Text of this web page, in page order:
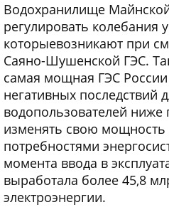
Водохранилище
регулировать колебания
которыевозникают при
Саяно-Шушенской ГЭС.
самая мощная ГЭС
негативных последствий
водопользователей ниже
изменять свою мощность
потребностями
момента ввода в
выработала более 45,8
электроэнергии.